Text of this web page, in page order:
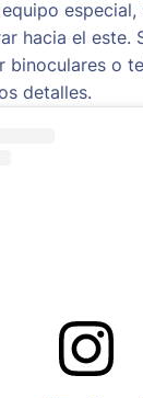
hacia el este.
binoculares o
detalles.